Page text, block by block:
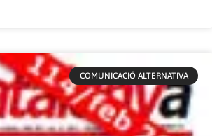
COMUNICACIÓ ALTERNATIVA